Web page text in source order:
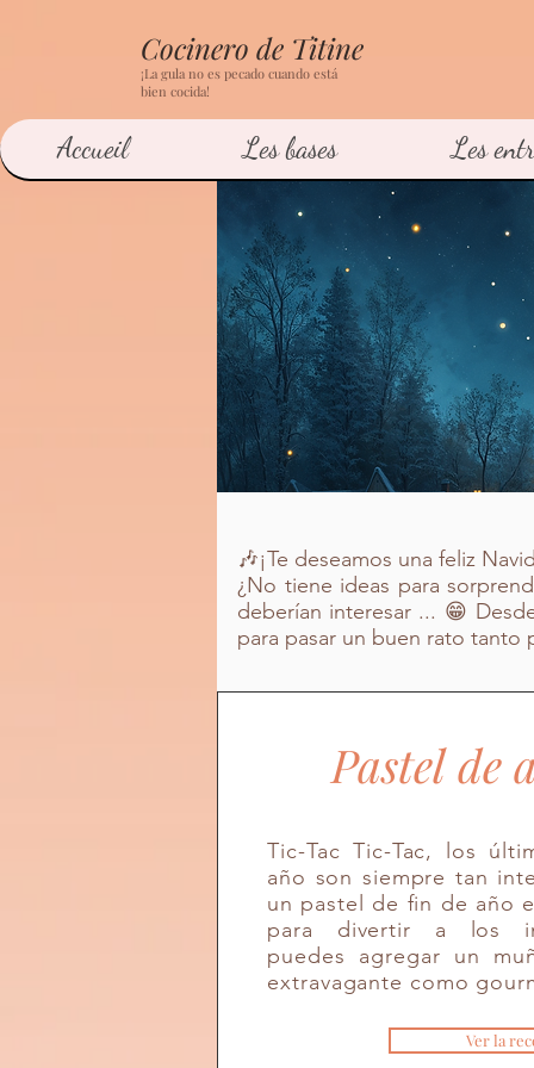
Cocinero de Titine
¡La gula no es pecado cuando está
bien cocida!
🎶¡Te deseamos una feliz
¿No tiene ideas para
deberían interesar ... 😁
para pasar un buen rato tanto
Pastel de
Tic-Tac Tic-Tac, los
año son siempre tan
un pastel de fin de año
para divertir a los
puedes agregar un
extravagante como
Ver la
Accueil Les bases Les